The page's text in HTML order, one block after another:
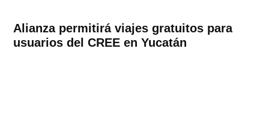
Alianza permitirá viajes gratuitos para
usuarios del CREE en Yucatán